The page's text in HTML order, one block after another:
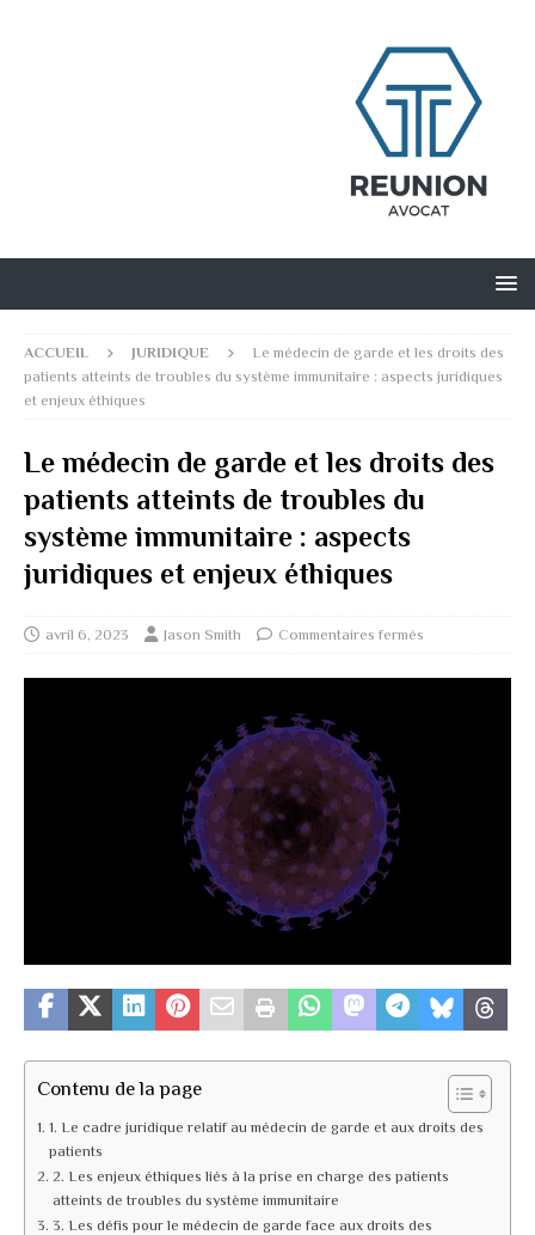
ACCUEIL JURIDIQUE
Le médecin de garde et les droits des
patients atteints de troubles du système immunitaire : aspects juridiques
et enjeux éthiques
Le médecin de garde et les droits des
patients atteints de troubles du
système immunitaire : aspects
juridiques et enjeux éthiques
avril 6, 2023 Jason Smith Commentaires fermés
Contenu de la page
1. Le cadre juridique relatif au médecin de garde et aux droits des
patients
2. Les enjeux éthiques liés à la prise en charge des patients
atteints de troubles du système immunitaire
3. Les défis pour le médecin de garde face aux droits des